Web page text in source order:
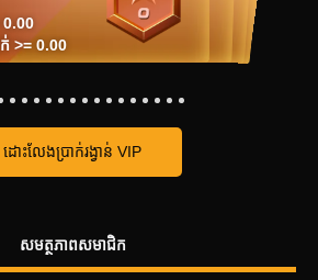
0.00
ក់ >= 0.00
ពិន្ទុ >= 300.00
ដាក់ប្រាក់ >= 100.00
ពិន្ទុ >= 900.00
ដាក់ប្រាក់ >= 300.00
ពិន្ទុ >= 3,000.00
ដាក់ប្រាក់ >= 1,000.00
ពិន្ទុ >= 9,000.00
ដាក់ប្រាក់ >= 3,000.00
ពិន្ទុ >= 21,000.00
ដាក់ប្រាក់ >= 7,000.00
ពិន្ទុ >= 45,000.00
ដាក់ប្រាក់ >= 15,000.00
ពិន្ទុ >= 90,000.00
ដាក់ប្រាក់ >= 30,000.00
ពិន្ទុ >= 150,000.00
ដាក់ប្រាក់ >= 50,000.00
ពិន្ទុ >= 210,000.00
ដាក់ប្រាក់ >= 70,000.00
ពិន្ទុ >= 300,000.00
ដាក់ប្រាក់ >= 100,000.00
ពិន្ទុ >= 450,000.00
ដាក់ប្រាក់ >= 150,000.00
ពិន្ទុ >= 600,000.00
ដាក់ប្រាក់ >= 200,000.00
ពិន្ទុ >= 900,000.00
ដាក់ប្រាក់ >= 300,000.00
ពិន្ទុ >= 1,350,000.00
ដាក់ប្រាក់ >= 450,000.00
ពិន្ទុ >= 2,100,000.00
ដាក់ប្រាក់ >= 700,000.00
ពិន្ទុ >= 3,000,000.00
ដាក់ប្រាក់ >= 1,000,000.00
ពិន្ទុ >= 4,500,000.00
ដាក់ប្រាក់ >= 1,500,000.00
ពិន្ទុ >= 6,000,000.00
ដាក់ប្រាក់ >= 2,000,000.00
ដោះលែងប្រាក់រង្វាន់ VIP
សមត្ថភាពសមាជិក